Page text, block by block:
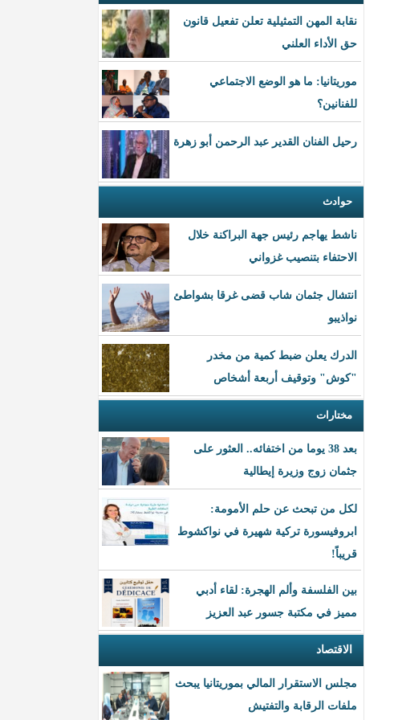
نقابة المهن التمثيلية تعلن تفعيل قانون
حق الأداء العلني
موريتانيا: ما هو الوضع الاجتماعي
للفنانين؟
رحيل الفنان القدير عبد الرحمن أبو زهرة
حوادث
ناشط يهاجم رئيس جهة البراكنة خلال
الاحتفاء بتنصيب غزواني
انتشال جثمان شاب قضى غرقا بشواطئ
نواذيبو
الدرك يعلن ضبط كمية من مخدر
"كوش" وتوقيف أربعة أشخاص
مختارات
بعد 38 يوما من اختفائه.. العثور على
جثمان زوج وزيرة إيطالية
لكل من تبحث عن حلم الأمومة:
ابروفيسورة تركية شهيرة في نواكشوط
قريباً!
بين الفلسفة وألم الهجرة: لقاء أدبي
مميز في مكتبة جسور عبد العزيز
الاقتصاد
مجلس الاستقرار المالي بموريتانيا يبحث
ملفات الرقابة والتفتيش